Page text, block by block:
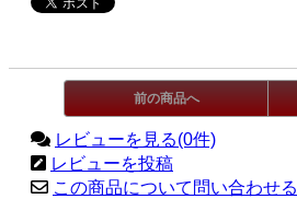
前の商品へ
レビューを見る(0件)
レビューを投稿
この商品について問い合わせる